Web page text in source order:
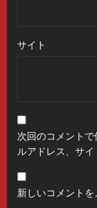
サイト
次回のコメント
ルアドレス、サイ
新しいコメント